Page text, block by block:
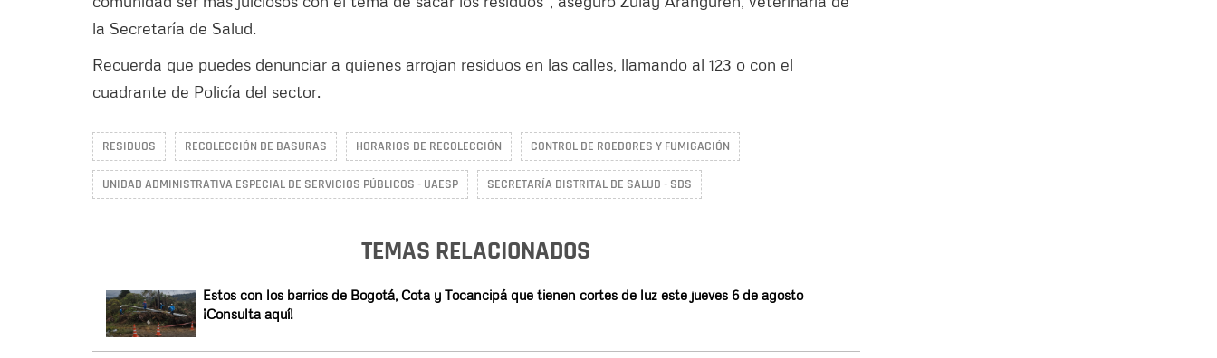
la Secretaría de Salud.
Recuerda que puedes denunciar a quienes arrojan residuos en las calles, llamando al 123 o con el
cuadrante de Policía del sector.
RESIDUOS RECOLECCIÓN DE BASURAS HORARIOS DE RECOLECCIÓN CONTROL DE ROEDORES Y FUMIGACIÓN
UNIDAD ADMINISTRATIVA ESPECIAL DE SERVICIOS PÚBLICOS - UAESP SECRETARÍA DISTRITAL DE SALUD - SDS
TEMAS RELACIONADOS
Estos con los barrios de Bogotá, Cota y Tocancipá que tienen cortes de luz este jueves 6 de agosto
¡Consulta aquí!